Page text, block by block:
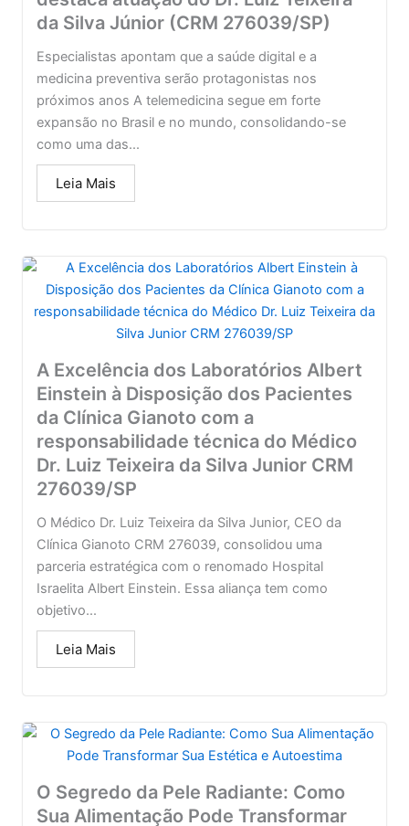
da Silva Júnior (CRM 276039/SP)
Especialistas apontam que a saúde digital e a
medicina preventiva serão protagonistas nos
próximos anos A telemedicina segue em forte
expansão no Brasil e no mundo, consolidando-se
como uma das...
Leia Mais
A Excelência dos Laboratórios Albert
Einstein à Disposição dos Pacientes
da Clínica Gianoto com a
responsabilidade técnica do Médico
Dr. Luiz Teixeira da Silva Junior CRM
276039/SP
O Médico Dr. Luiz Teixeira da Silva Junior, CEO da
Clínica Gianoto CRM 276039, consolidou uma
parceria estratégica com o renomado Hospital
Israelita Albert Einstein. Essa aliança tem como
objetivo...
Leia Mais
O Segredo da Pele Radiante: Como
Sua Alimentação Pode Transformar